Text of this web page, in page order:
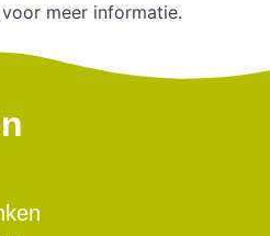
meer informatie.